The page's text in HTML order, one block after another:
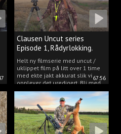
67:56
Clausen Uncut series
Episode 1, Rådyrlokking.
Helt ny filmserie med uncut /
uklippet film på litt over 1 time
med ekte jakt akkurat slik vi
opplever det uredigert. Bli med
Kristoffer og opplev akkurat det
vi gjør når vi er ute og lokker
rådyr.